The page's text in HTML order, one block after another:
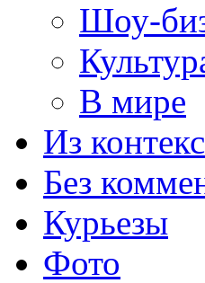
Шоу-
В мире
Из
Без
Курьезы
Фото